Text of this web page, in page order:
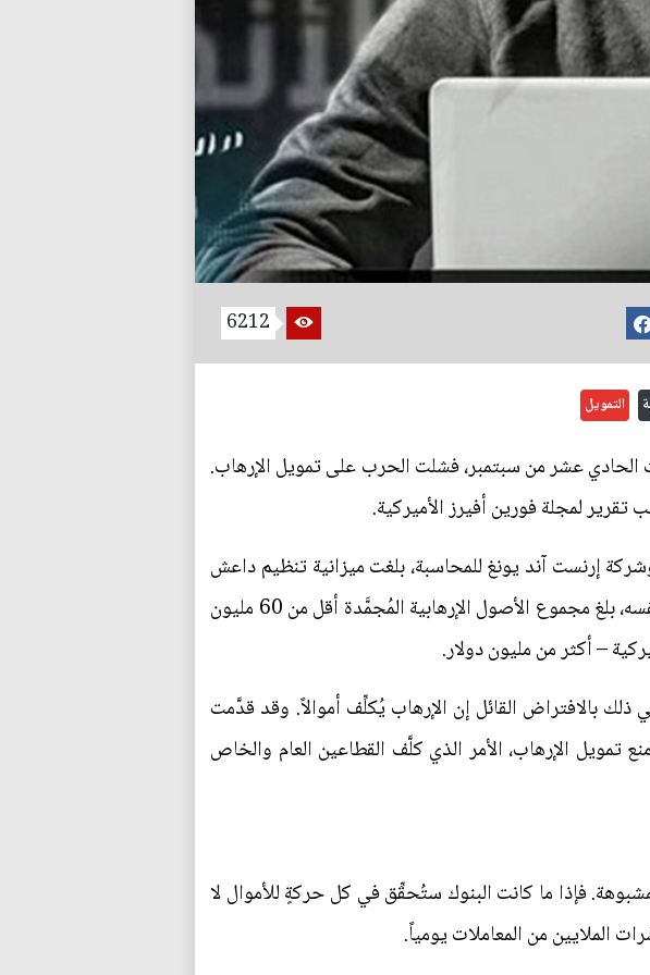
6212
التمويل
أحداث الحادي عشر من سبتمبر، فشلت الحرب على تمويل الإرهاب.
لمجلة فورين أفيرز الأميركية.
وشركة إرنست آند يونغ للمحاسبة، بلغت ميزانية تنظيم داعش
نحو 1.7 مليار دولار، ما يجعله أكثر التنظيمات الإرهابية ثراءً في العالم. وفي العام نفسه، بلغ مجموع الأصول الإرهابية المُجمَّدة أقل من 60 مليون
– أكثر من مليون دولار.
بالافتراض القائل إن الإرهاب يُكلِّف أموالاً. وقد قدَّمت
الإرهاب، الأمر الذي كلَّف القطاعين العام والخاص
فإذا ما كانت البنوك ستُحقِّق في كل حركةٍ للأموال لا
الملايين من المعاملات يومياً.